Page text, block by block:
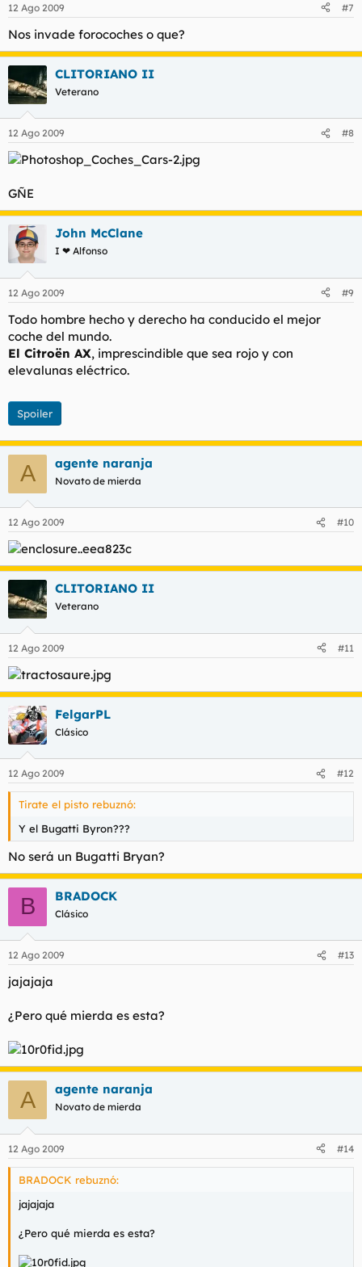
12 Ago 2009 #7
Nos invade forocoches o que?
CLITORIANO II
Veterano
12 Ago 2009 #8
GÑE
John McClane
I ❤ Alfonso
12 Ago 2009 #9
Todo hombre hecho y derecho ha conducido el mejor
coche del mundo.
El Citroën AX, imprescindible que sea rojo y con
elevalunas eléctrico.
Spoiler
A agente naranja
Novato de mierda
12 Ago 2009 #10
CLITORIANO II
Veterano
12 Ago 2009 #11
FelgarPL
Clásico
12 Ago 2009 #12
Tirate el pisto rebuznó:
Y el Bugatti Byron???
No será un Bugatti Bryan?
B BRADOCK
Clásico
12 Ago 2009 #13
jajajaja
¿Pero qué mierda es esta?
A agente naranja
Novato de mierda
12 Ago 2009 #14
BRADOCK rebuznó:
jajajaja
¿Pero qué mierda es esta?